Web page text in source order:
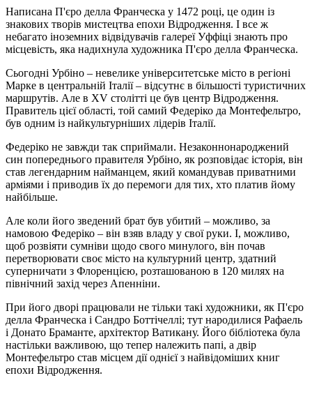
Написана П'єро делла Франческа у 1472 році, це один із
знакових творів мистецтва епохи Відродження. І все ж
небагато іноземних відвідувачів галереї Уффіці знають про
місцевість, яка надихнула художника П'єро делла Франческа.
Сьогодні Урбіно – невелике університетське місто в регіоні
Марке в центральній Італії – відсутнє в більшості туристичних
маршрутів. Але в XV столітті це був центр Відродження.
Правитель цієї області, той самий Федеріко да Монтефельтро,
був одним із найкультурніших лідерів Італії.
Федеріко не завжди так сприймали. Незаконнонароджений
син попереднього правителя Урбіно, як розповідає історія, він
став легендарним найманцем, який командував приватними
арміями і приводив їх до перемоги для тих, хто платив йому
найбільше.
Але коли його зведений брат був убитий – можливо, за
намовою Федеріко – він взяв владу у свої руки. І, можливо,
щоб розвіяти сумніви щодо свого минулого, він почав
перетворювати своє місто на культурний центр, здатний
суперничати з Флоренцією, розташованою в 120 милях на
північний захід через Апенніни.
При його дворі працювали не тільки такі художники, як П'єро
делла Франческа і Сандро Боттічеллі; тут народилися Рафаель
і Донато Браманте, архітектор Ватикану. Його бібліотека була
настільки важливою, що тепер належить папі, а двір
Монтефельтро став місцем дії однієї з найвідоміших книг
епохи Відродження.